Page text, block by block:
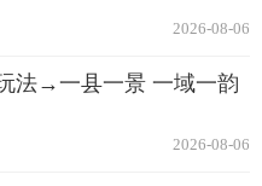
2026-08-06
法→一县一景 一域一韵
2026-08-06